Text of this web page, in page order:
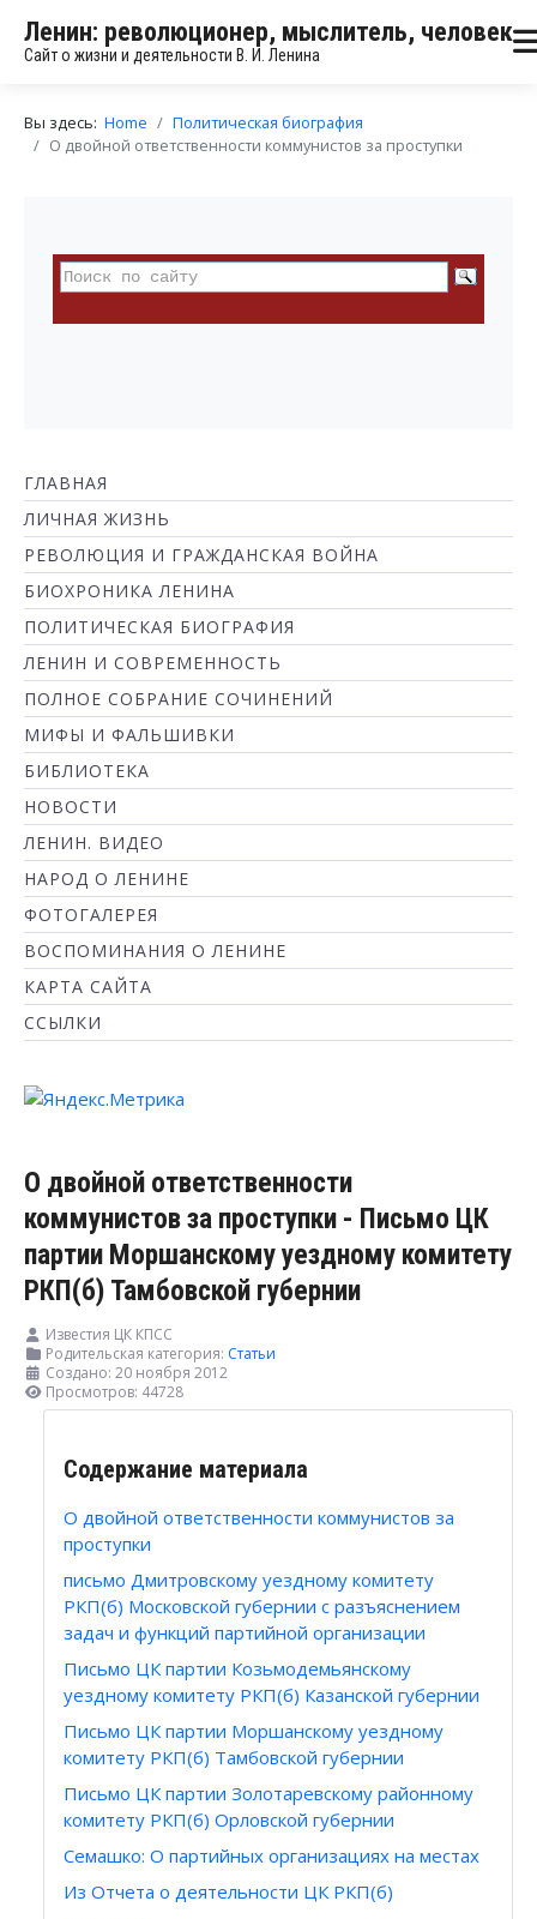
Ленин: революционер, мыслитель, человек
Сайт о жизни и деятельности В. И. Ленина
Вы здесь: Home
Политическая биография
О двойной ответственности коммунистов за проступки
ГЛАВНАЯ
ЛИЧНАЯ ЖИЗНЬ
РЕВОЛЮЦИЯ И ГРАЖДАНСКАЯ ВОЙНА
БИОХРОНИКА ЛЕНИНА
ПОЛИТИЧЕСКАЯ БИОГРАФИЯ
ЛЕНИН И СОВРЕМЕННОСТЬ
ПОЛНОЕ СОБРАНИЕ СОЧИНЕНИЙ
МИФЫ И ФАЛЬШИВКИ
БИБЛИОТЕКА
НОВОСТИ
ЛЕНИН. ВИДЕО
НАРОД О ЛЕНИНЕ
ФОТОГАЛЕРЕЯ
ВОСПОМИНАНИЯ О ЛЕНИНЕ
КАРТА САЙТА
ССЫЛКИ
О двойной ответственности
коммунистов за проступки - Письмо ЦК
партии Моршанскому уездному комитету
РКП(б) Тамбовской губернии
Известия ЦК КПСС
Родительская категория: Статьи
Создано: 20 ноября 2012
Просмотров: 44728
Содержание материала
О двойной ответственности коммунистов за
проступки
письмо Дмитровскому уездному комитету
РКП(б) Московской губернии с разъяснением
задач и функций партийной организации
Письмо ЦК партии Козьмодемьянскому
уездному комитету РКП(б) Казанской губернии
Письмо ЦК партии Моршанскому уездному
комитету РКП(б) Тамбовской губернии
Письмо ЦК партии Золотаревскому районному
комитету РКП(б) Орловской губернии
Семашко: О партийных организациях на местах
Из Отчета о деятельности ЦК РКП(б)